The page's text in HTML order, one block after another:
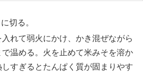
切る。
れて弱火にかけ、かき混ぜながら
温める。火を止めて米みそを溶か
すぎるとたんぱく質が固まりやす